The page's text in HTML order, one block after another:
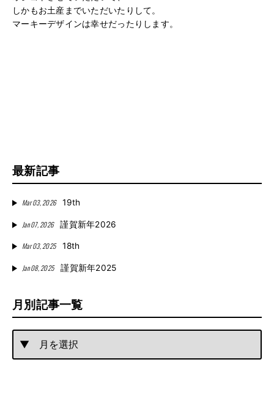
しかもお土産までいただいたりして。
マーキーデザインは幸せだったりします。
最新記事
Mar 03, 2026 19th
Jan 07, 2026 謹賀新年2026
Mar 03, 2025 18th
Jan 08, 2025 謹賀新年2025
月別記事一覧